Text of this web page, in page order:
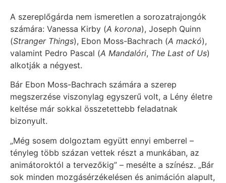
A szereplőgárda nem ismeretlen a sorozatrajongók
számára: Vanessa Kirby (A korona), Joseph Quinn
(Stranger Things), Ebon Moss-Bachrach (A mackó),
valamint Pedro Pascal (A Mandalóri, The Last of Us)
alkotják a négyest.
Bár Ebon Moss-Bachrach számára a szerep
megszerzése viszonylag egyszerű volt, a Lény életre
keltése már sokkal összetettebb feladatnak
bizonyult.
„Még sosem dolgoztam együtt ennyi emberrel –
tényleg több százan vettek részt a munkában, az
animátoroktól a tervezőkig” – mesélte a színész. „Bár
sok minden mozgásérzékelésen és animáción alapult,